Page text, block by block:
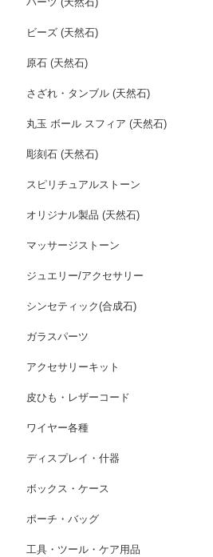
パーツ (天然石)
ビーズ (天然石)
原石 (天然石)
さざれ・タンブル (天然石)
丸玉 ボール スフィア (天然石)
彫刻石 (天然石)
スピリチュアルストーン
オリジナル製品 (天然石)
マッサージストーン
ジュエリー/アクセサリー
シンセティック(合成石)
ガラスパーツ
アクセサリーキット
皮ひも・レザーコード
ワイヤー各種
ディスプレイ・什器
ボックス・ケース
ポーチ・バッグ
工具・ツール・ケア用品